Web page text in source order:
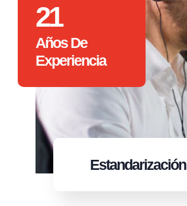
21
Años De
Experiencia
Estandarización